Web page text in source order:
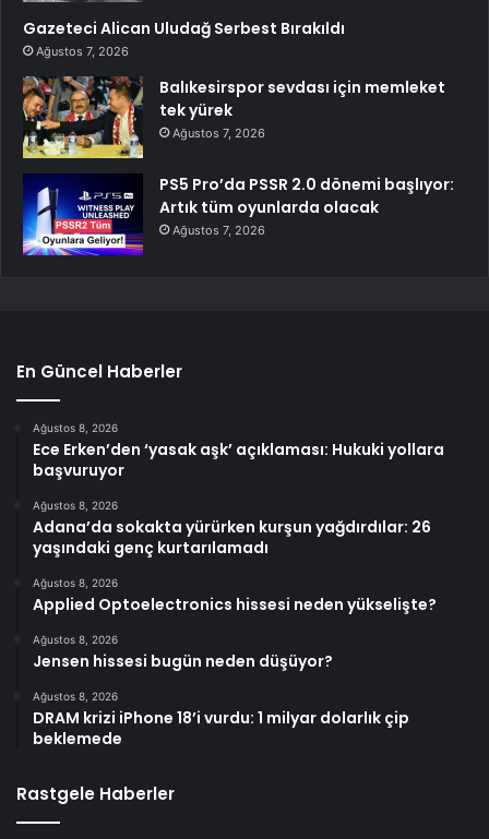
Gazeteci Alican Uludağ Serbest Bırakıldı
Ağustos 7, 2026
Balıkesirspor sevdası için memleket
tek yürek
Ağustos 7, 2026
PS5 Pro’da PSSR 2.0 dönemi başlıyor:
Artık tüm oyunlarda olacak
Ağustos 7, 2026
En Güncel Haberler
Ağustos 8, 2026
Ece Erken’den ‘yasak aşk’ açıklaması: Hukuki yollara
başvuruyor
Ağustos 8, 2026
Adana’da sokakta yürürken kurşun yağdırdılar: 26
yaşındaki genç kurtarılamadı
Ağustos 8, 2026
Applied Optoelectronics hissesi neden yükselişte?
Ağustos 8, 2026
Jensen hissesi bugün neden düşüyor?
Ağustos 8, 2026
DRAM krizi iPhone 18’i vurdu: 1 milyar dolarlık çip
beklemede
Rastgele Haberler